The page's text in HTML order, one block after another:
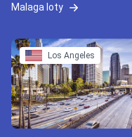
Malaga loty
Los Angeles